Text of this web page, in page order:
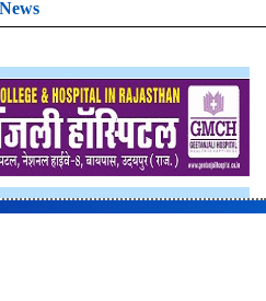
News